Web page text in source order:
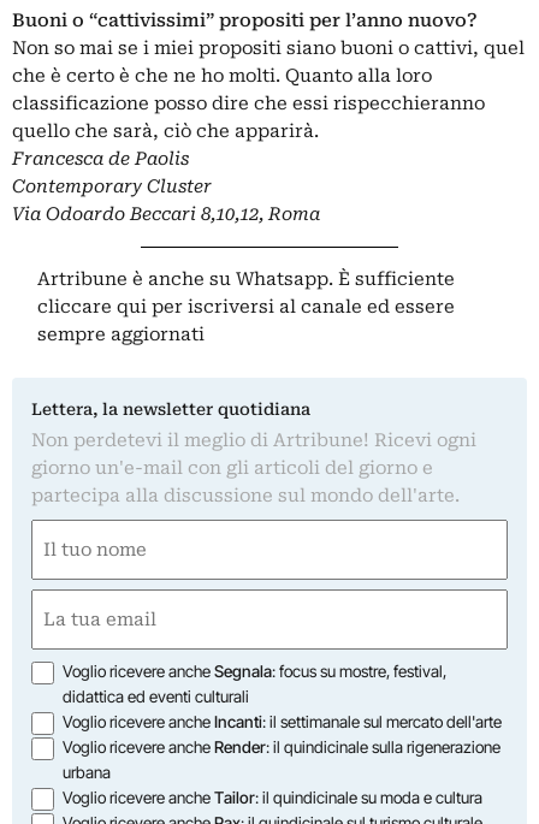
Buoni o “cattivissimi” propositi per l’anno nuovo?
Non so mai se i miei propositi siano buoni o cattivi, quel
che è certo è che ne ho molti. Quanto alla loro
classificazione posso dire che essi rispecchieranno
quello che sarà, ciò che apparirà.
Francesca de Paolis
Contemporary Cluster
Via Odoardo Beccari 8,10,12, Roma
Artribune è anche su Whatsapp. È sufficiente
cliccare qui per iscriversi al canale ed essere
sempre aggiornati
Lettera, la newsletter quotidiana
Non perdetevi il meglio di Artribune! Ricevi ogni
giorno un'e-mail con gli articoli del giorno e
partecipa alla discussione sul mondo dell'arte.
(Required)
First
(Required)
Opzioni
Voglio ricevere ancheSegnala: focus su mostre, festival,
didattica ed eventi culturali
Voglio ricevere ancheIncanti: il settimanale sul mercato dell'arte
Voglio ricevere ancheRender: il quindicinale sulla rigenerazione
urbana
Voglio ricevere ancheTailor: il quindicinale su moda e cultura